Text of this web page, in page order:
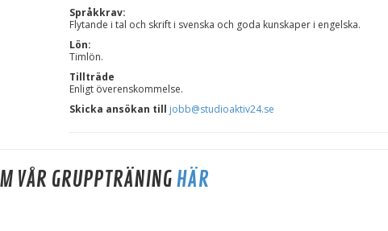
Språkkrav:
Flytande i tal och skrift i svenska och goda kunskaper i engelska.
Lön:
Timlön.
Tillträde
Enligt överenskommelse.
Skicka ansökan till jobb@studioaktiv24.se
VÅR GRUPPTRÄNINGHÄR